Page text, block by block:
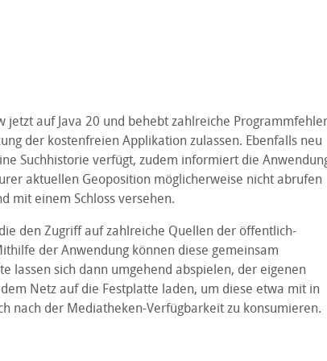
auf Java 20 und behebt zahlreiche
der kostenfreien Applikation zulassen. Ebenfalls neu
Suchhistorie verfügt, zudem informiert die
aktuellen Geoposition möglicherweise nicht abrufen
mit einem Schloss versehen.
den Zugriff auf zahlreiche Quellen der öffentlich-
der Anwendung können diese gemeinsam
lassen sich dann umgehend abspielen, der eigenen
Netz auf die Festplatte laden, um diese etwa mit in
nach der Mediatheken-Verfügbarkeit zu konsumieren.